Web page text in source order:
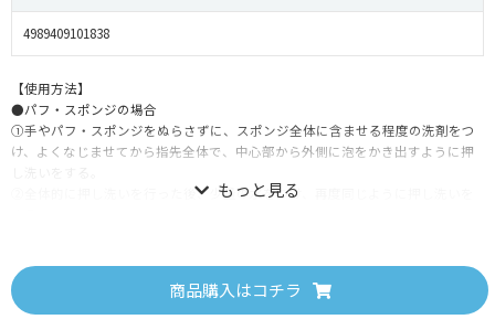
4989409101838
【使用方法】
●パフ・スポンジの場合
①手やパフ・スポンジをぬらさずに、スポンジ全体に含ませる程度の洗剤をつ
け、よくなじませてから指先全体で、中心部から外側に泡をかき出すように押
②全体的に押し洗いを行った後、少量の水をつけ、再度同じように押し洗いを
●ブラシの場合
※天然毛の場合は、もみすぎに注意し優しく扱うこと。
①コップなどの容器に35℃ぐらいのぬるま湯を約300ml入れ、そこに液を6滴垂
商品購入はコチラ